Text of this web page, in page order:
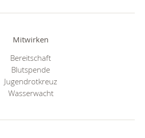
Mitwirken
Bereitschaft
Blutspende
Jugendrotkreuz
Wasserwacht